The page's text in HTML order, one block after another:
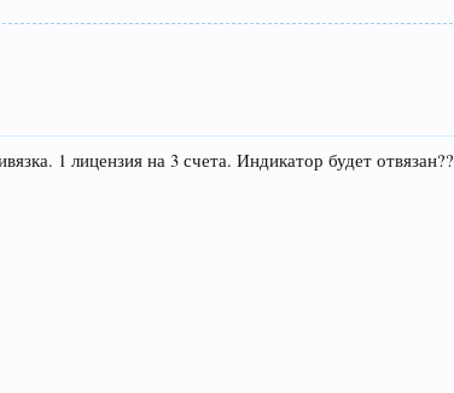
1 лицензия на 3 счета. Индикатор будет отвязан??